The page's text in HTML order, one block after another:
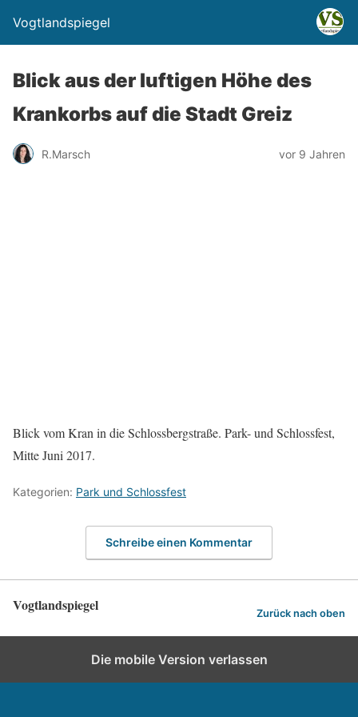
Vogtlandspiegel
Blick aus der luftigen Höhe des
Krankorbs auf die Stadt Greiz
R.Marsch vor 9 Jahren
Blick vom Kran in die Schlossbergstraße. Park- und Schlossfest,
Mitte Juni 2017.
Kategorien: Park und Schlossfest
Schreibe einen Kommentar
Vogtlandspiegel Zurück nach oben
Die mobile Version verlassen